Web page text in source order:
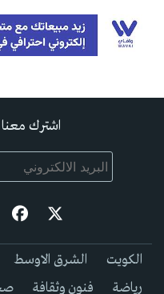
اشترك معنا
الكويت الشرق الاوسط
رياضة
فنون وثقافة